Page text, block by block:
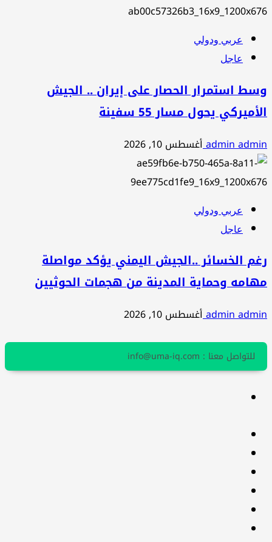
عربي ودولي
عاجل
وسط استمرار الحصار على إيران .. الجيش
الأميركي يحول مسار 55 سفينة
admin adminأغسطس 10, 2026
عربي ودولي
عاجل
رغم الخسائر ..الجيش اليمني يؤكد مواصلة
مهامه وحماية المدينة من هجمات الحوثيين
admin adminأغسطس 10, 2026
للتواصل معنا : info@uma-iq.com